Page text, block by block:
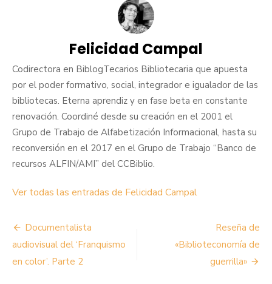
Felicidad Campal
Codirectora en BiblogTecarios Bibliotecaria que apuesta
por el poder formativo, social, integrador e igualador de las
bibliotecas. Eterna aprendiz y en fase beta en constante
renovación. Coordiné desde su creación en el 2001 el
Grupo de Trabajo de Alfabetización Informacional, hasta su
reconversión en el 2017 en el Grupo de Trabajo “Banco de
recursos ALFIN/AMI” del CCBiblio.
Ver todas las entradas de Felicidad Campal
Navegación
de
entradas
Documentalista
audiovisual del ‘Franquismo
en color’. Parte 2
Reseña de
«Biblioteconomía de
guerrilla»